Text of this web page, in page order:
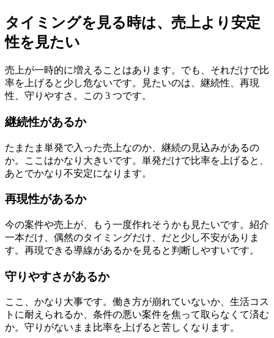
タイミングを見る時は、売上より安定
性を見たい
売上が一時的に増えることはあります。でも、それだけで比
率を上げると少し危ないです。見たいのは、継続性、再現
性、守りやすさ。この 3 つです。
継続性があるか
たまたま単発で入った売上なのか、継続の見込みがあるの
か。ここはかなり大きいです。単発だけで比率を上げると、
あとでかなり不安定になります。
再現性があるか
今の案件や売上が、もう一度作れそうかも見たいです。紹介
一本だけ、偶然のタイミングだけ、だと少し不安がありま
す。再現できる導線があるかを見ると判断しやすいです。
守りやすさがあるか
ここ、かなり大事です。働き方が崩れていないか、生活コス
トに耐えられるか、条件の悪い案件を焦って取らなくて済む
か。守りがないまま比率を上げると苦しくなります。